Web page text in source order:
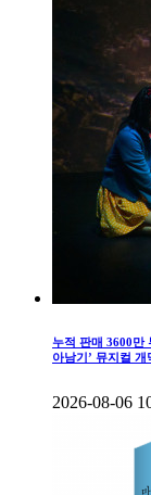
누적 판매 3600만
아남기’ 뮤지컬 개
2026-08-06